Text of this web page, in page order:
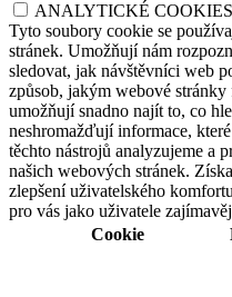
ANALYTICKÉ COOKIES
Tyto soubory cookie se
stránek. Umožňují nám
sledovat, jak návštěvníci web
způsob, jakým webové
umožňují snadno najít to, co
neshromažďují informace,
těchto nástrojů analyzujeme a
našich webových stránek.
zlepšení uživatelského
pro vás jako uživatele
Cookie